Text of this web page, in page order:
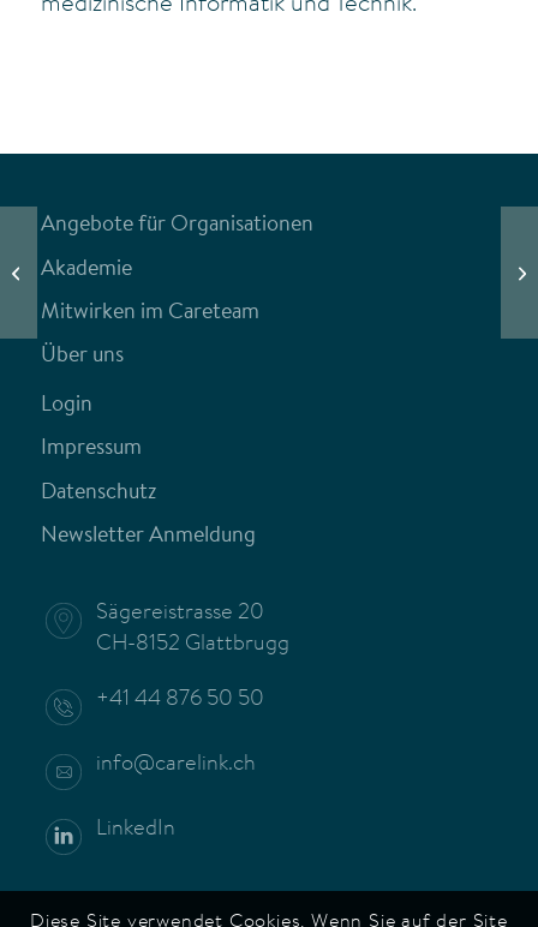
medizinische Informatik und Technik.
Angebote für Organisationen
Akademie
Mitwirken im Careteam
Über uns
Login
Impressum
Datenschutz
Newsletter Anmeldung
Sägereistrasse 20
CH-8152 Glattbrugg
+41 44 876 50 50
info@carelink.ch
LinkedIn
Wenn Sprache und Kultur fremd sind
Diese Site verwendet Cookies. Wenn Sie auf der Site